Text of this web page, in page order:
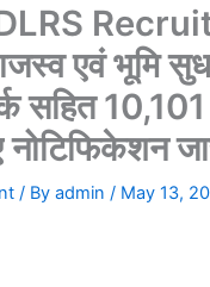
एवं भूमि
सहित 10,101
नोटिफिकेशन
/ Byadmin/ May 13,